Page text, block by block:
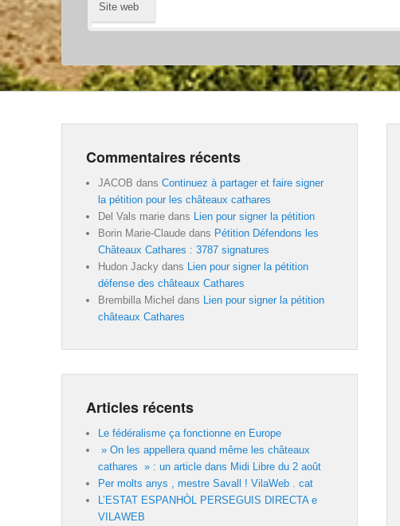
Site web
Commentaires récents
JACOB dans Continuez à partager et faire signer
la pétition pour les châteaux cathares
Del Vals marie dans
Lien pour signer la pétition
Borin Marie-Claude dans Pétition Défendons les
Châteaux Cathares : 3787 signatures
Hudon Jacky dans
Lien pour signer la pétition
défense des châteaux Cathares
Brembilla Michel dans
Lien pour signer la pétition
châteaux Cathares
Articles récents
Le fédéralisme ça fonctionne en Europe
» On les appellera quand même les châteaux
cathares » : un article dans Midi Libre du 2 août
Per molts anys , mestre Savall ! VilaWeb . cat
L’ESTAT ESPANHÒL PERSEGUIS DIRECTA e
VILAWEB